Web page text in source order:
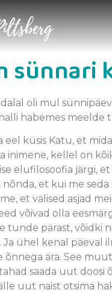
sünnari
oli mul
habemes meelde
eel küsis Katu, et
inimene, kellel on
elufilosoofia järgi,
et kui me
et välised asjad
võivad olla
tunde pärast, võidki
Ja ühel kenal päeval
õnnega ära. See
saada uut doosi
uut naist otsima